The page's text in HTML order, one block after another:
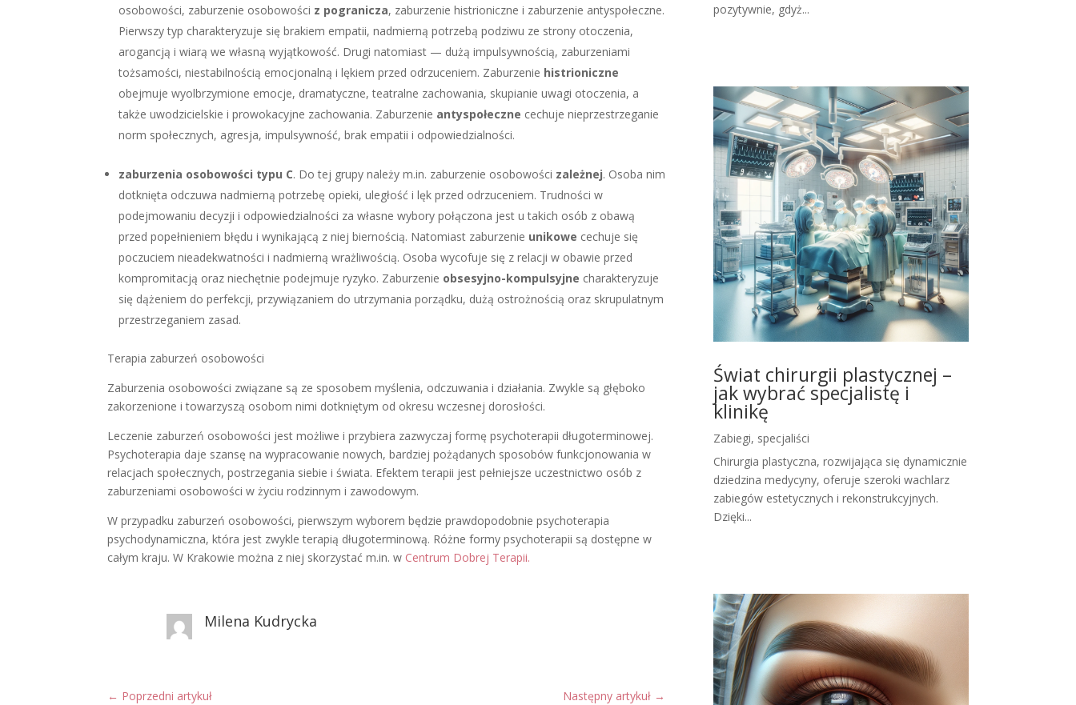
osobowości, zaburzenie osobowości z pogranicza, zaburzenie histrioniczne i zaburzenie antyspołeczne.
Pierwszy typ charakteryzuje się brakiem empatii, nadmierną potrzebą podziwu ze strony otoczenia,
arogancją i wiarą we własną wyjątkowość. Drugi natomiast — dużą impulsywnością, zaburzeniami
tożsamości, niestabilnością emocjonalną i lękiem przed odrzuceniem. Zaburzenie histrioniczne
obejmuje wyolbrzymione emocje, dramatyczne, teatralne zachowania, skupianie uwagi otoczenia, a
także uwodzicielskie i prowokacyjne zachowania. Zaburzenie antyspołeczne cechuje nieprzestrzeganie
norm społecznych, agresja, impulsywność, brak empatii i odpowiedzialności.
zaburzenia osobowości typu C. Do tej grupy należy m.in. zaburzenie osobowości zależnej. Osoba nim
dotknięta odczuwa nadmierną potrzebę opieki, uległość i lęk przed odrzuceniem. Trudności w
podejmowaniu decyzji i odpowiedzialności za własne wybory połączona jest u takich osób z obawą
przed popełnieniem błędu i wynikającą z niej biernością. Natomiast zaburzenie unikowe cechuje się
poczuciem nieadekwatności i nadmierną wrażliwością. Osoba wycofuje się z relacji w obawie przed
kompromitacją oraz niechętnie podejmuje ryzyko. Zaburzenie obsesyjno-kompulsyjne charakteryzuje
się dążeniem do perfekcji, przywiązaniem do utrzymania porządku, dużą ostrożnością oraz skrupulatnym
przestrzeganiem zasad.
Terapia zaburzeń osobowości
Zaburzenia osobowości związane są ze sposobem myślenia, odczuwania i działania. Zwykle są głęboko
zakorzenione i towarzyszą osobom nimi dotkniętym od okresu wczesnej dorosłości.
Leczenie zaburzeń osobowości jest możliwe i przybiera zazwyczaj formę psychoterapii długoterminowej.
Psychoterapia daje szansę na wypracowanie nowych, bardziej pożądanych sposobów funkcjonowania w
relacjach społecznych, postrzegania siebie i świata. Efektem terapii jest pełniejsze uczestnictwo osób z
zaburzeniami osobowości w życiu rodzinnym i zawodowym.
W przypadku zaburzeń osobowości, pierwszym wyborem będzie prawdopodobnie psychoterapia
psychodynamiczna, która jest zwykle terapią długoterminową. Różne formy psychoterapii są dostępne w
całym kraju. W Krakowie można z niej skorzystać m.in. w Centrum Dobrej Terapii.
Milena Kudrycka
← Poprzedni artykuł Następny artykuł →
pozytywnie, gdyż...
Świat chirurgii plastycznej –
jak wybrać specjalistę i
klinikę
Zabiegi, specjaliści
Chirurgia plastyczna, rozwijająca się dynamicznie
dziedzina medycyny, oferuje szeroki wachlarz
zabiegów estetycznych i rekonstrukcyjnych.
Dzięki...